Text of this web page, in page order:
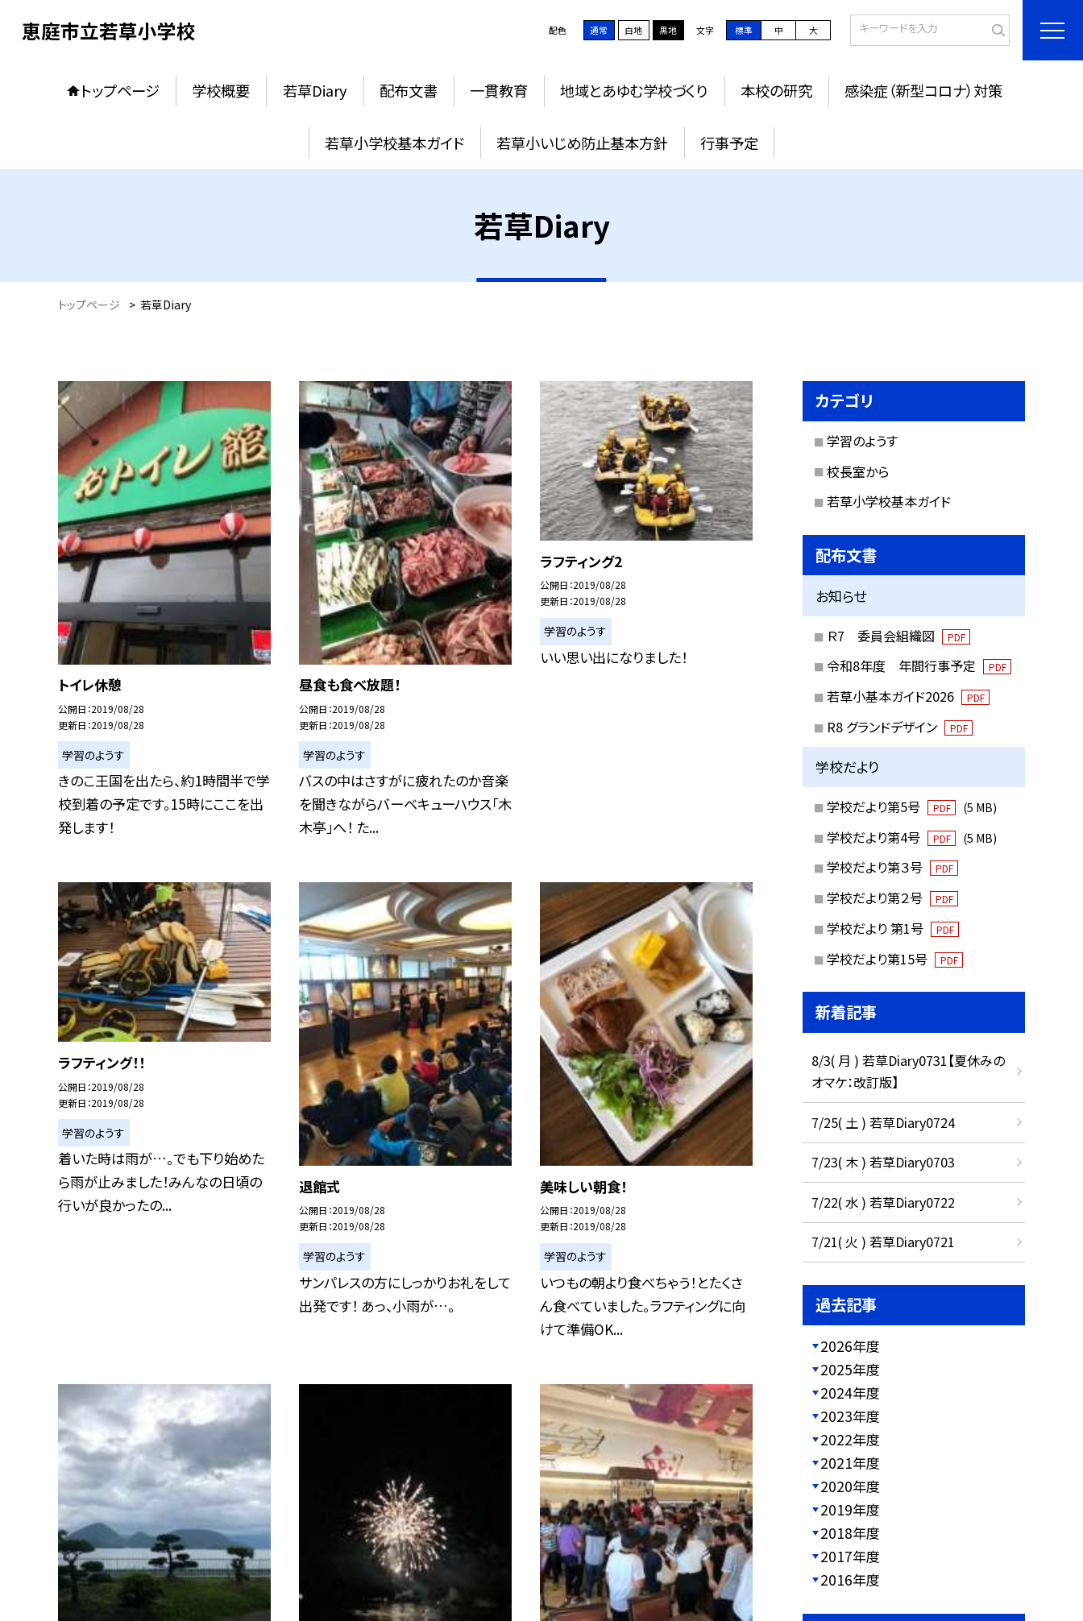
恵庭市立若草小学校 配色 通常 白地 黒地 文字 標準 中 大
トップページ 学校概要 若草Diary 配布文書 一貫教育 地域とあゆむ学校づくり 本校の研究 感染症（新型コロナ）対策
若草小学校基本ガイド 若草小いじめ防止基本方針 行事予定
若草Diary
トップページ > 若草Diary
トイレ休憩
公開日 2019/08/28
更新日 2019/08/28
学習のようす
きのこ王国を出たら、約1時間半で学
校到着の予定です。15時にここを出
発します！
昼食も食べ放題！
公開日 2019/08/28
更新日 2019/08/28
学習のようす
バスの中はさすがに疲れたのか音楽
を聞きながらバーベキューハウス「木
木亭」へ！ た...
ラフティング2
公開日 2019/08/28
更新日 2019/08/28
学習のようす
いい思い出になりました！
ラフティング！！
公開日 2019/08/28
更新日 2019/08/28
学習のようす
着いた時は雨が…。でも下り始めた
ら雨が止みました！みんなの日頃の
行いが良かったの...
退館式
公開日 2019/08/28
更新日 2019/08/28
学習のようす
サンパレスの方にしっかりお礼をして
出発です！ あっ、小雨が…。
美味しい朝食！
公開日 2019/08/28
更新日 2019/08/28
学習のようす
いつもの朝より食べちゃう！とたくさ
ん食べていました。ラフティングに向
けて準備OK...
カテゴリ
学習のようす
校長室から
若草小学校基本ガイド
配布文書
お知らせ
Ｒ7 委員会組織図 PDF
令和8年度 年間行事予定 PDF
若草小基本ガイド2026 PDF
R8 グランドデザイン PDF
学校だより
学校だより第5号 PDF (5 MB)
学校だより第4号 PDF (5 MB)
学校だより第３号 PDF
学校だより第２号 PDF
学校だより 第1号 PDF
学校だより第15号 PDF
新着記事
8/3( 月 ) 若草Diary0731【夏休みの
オマケ：改訂版】
7/25( 土 ) 若草Diary0724
7/23( 木 ) 若草Diary0703
7/22( 水 ) 若草Diary0722
7/21( 火 ) 若草Diary0721
過去記事
2026年度
2025年度
2024年度
2023年度
2022年度
2021年度
2020年度
2019年度
2018年度
2017年度
2016年度